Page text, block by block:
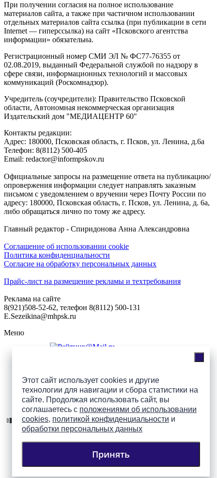
Этот сайт использует cookies и другие
технологии для навигации и сбора статистики на
сайте. Продолжая использовать сайт, вы
соглашаетесь с положениями об использовании
cookies, политикой конфиденциальности и
обработки персональных данных
Принять
При получении согласия на полное использование
материалов сайта, а также при частичном использовании
отдельных материалов сайта ссылка (при публикации в сети
Internet — гиперссылка) на сайт «Псковского агентства
информации» обязательна.
Регистрационный номер СМИ ЭЛ № ФС77-76355 от
02.08.2019, выданный Федеральной службой по надзору в
сфере связи, информационных технологий и массовых
коммуникаций (Роскомнадзор).
Учредитель (соучредители): Правительство Псковской
области, Автономная некоммерческая организация
Издательский дом "МЕДИАЦЕНТР 60"
Контакты редакции:
Адреc: 180000, Псковская область, г. Псков, ул. Ленина, д.6а
Телефон: 8(8112) 500-405
Email: redactor@informpskov.ru
Официальные запросы на размещение ответа на публикацию/
опровержения информации следует направлять заказным
письмом с уведомлением о вручении через Почту России по
адресу: 180000, Псковская область, г. Псков, ул. Ленина, д. 6а,
либо обращаться лично по тому же адресу.
Главный редактор - Спиридонова Анна Александровна
Соглашение об использовании cookie
Политика конфиденциальности
Согласие на обработку персональных данных
Прайс-лист на размещение рекламы и техтребования
Реклама на сайте
8(921)508-52-62, телефон 8(8112) 500-131
E.Sezeikina@mhpsk.ru
Меню
Подпишись на группы
ПАИ в соцсетях!